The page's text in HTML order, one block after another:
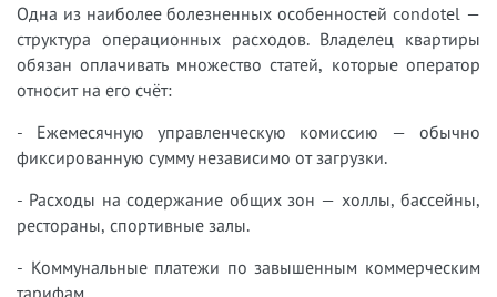
Одна из наиболее болезненных особенностей condotel —
структура операционных расходов. Владелец квартиры
обязан оплачивать множество статей, которые оператор
относит на его счёт:
- Ежемесячную управленческую комиссию — обычно
фиксированную сумму независимо от загрузки.
- Расходы на содержание общих зон — холлы, бассейны,
рестораны, спортивные залы.
- Коммунальные платежи по завышенным коммерческим
тарифам.